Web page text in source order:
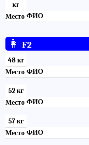
кг
Место ФИО
👩 F2
48 кг
Место ФИО
52 кг
Место ФИО
57 кг
Место ФИО